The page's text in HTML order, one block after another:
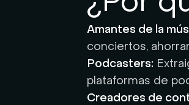
Amantes de la
conciertos,
Podcasters:
plataformas de
Creadores de